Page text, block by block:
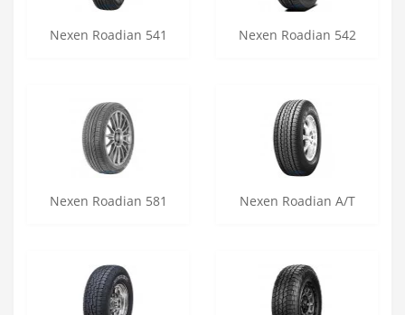
Nexen Roadian 541 Nexen Roadian 542
Nexen Roadian 581 Nexen Roadian A/T